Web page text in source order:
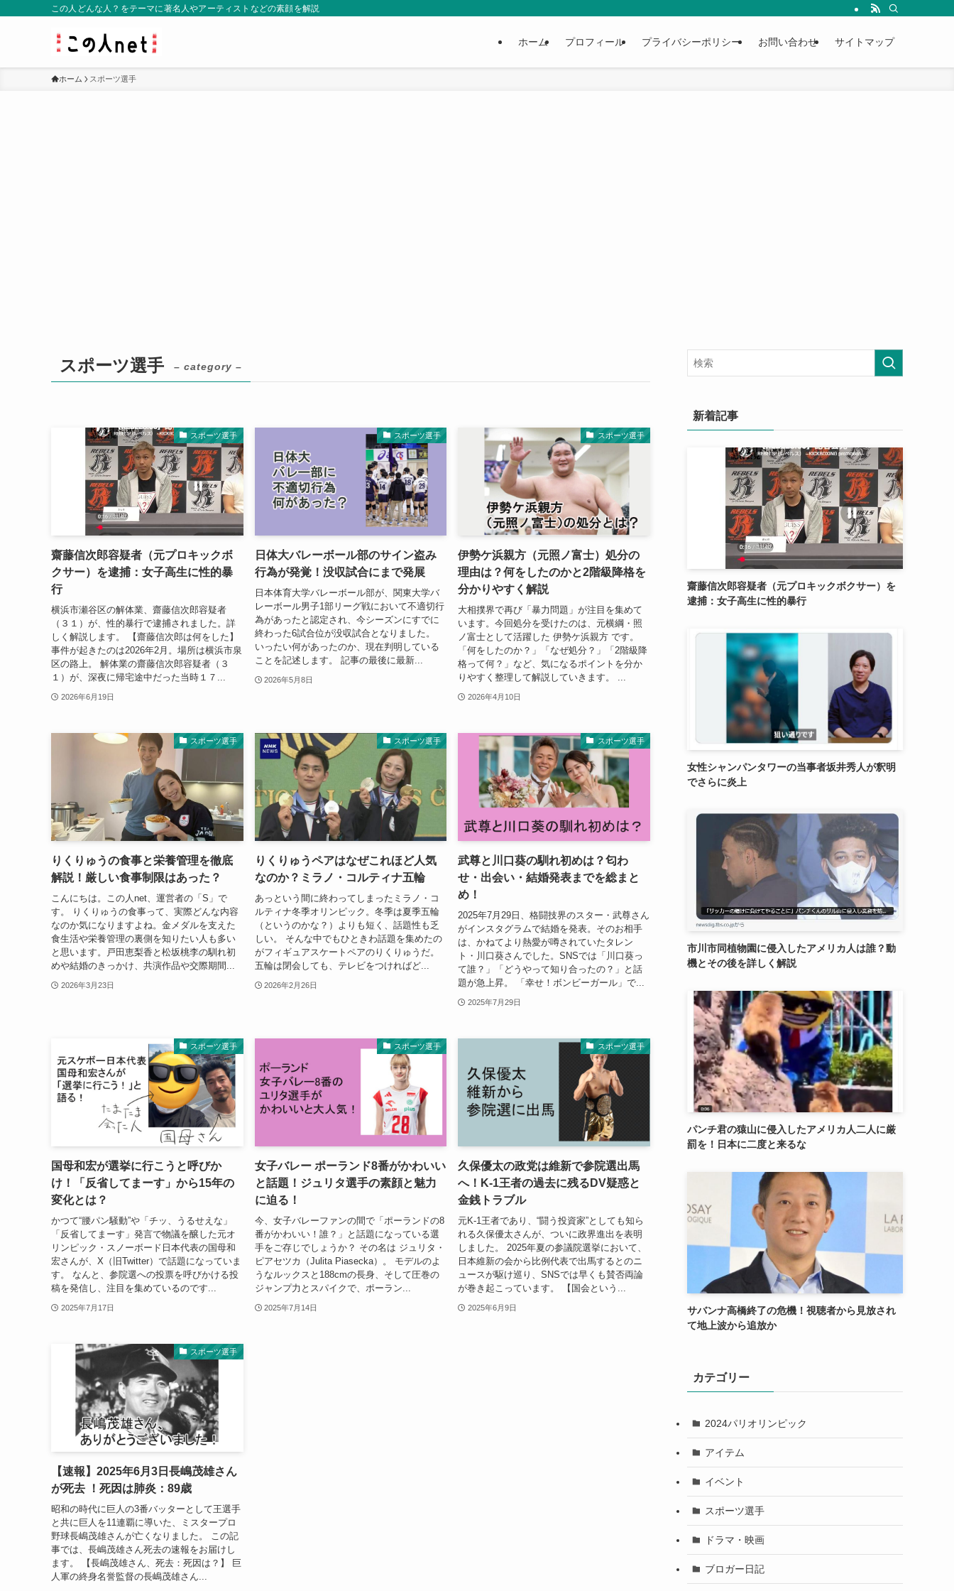
この人どんな人？をテーマに著名人やアーティストなどの素顔を解説
ホーム プロフィール プライバシーポリシー お問い合わせ サイトマップ
ホーム スポーツ選手
スポーツ選手 – category –
スポーツ選手
齋藤信次郎容疑者（元プロキックボ
クサー）を逮捕：女子高生に性的暴
行
横浜市瀬谷区の解体業、齋藤信次郎容疑者
（３１）が、性的暴行で逮捕されました。詳
しく解説します。 【齋藤信次郎は何をした】
事件が起きたのは2026年2月。場所は横浜市泉
区の路上。 解体業の齋藤信次郎容疑者（３
１）が、深夜に帰宅途中だった当時１７...
2026年6月19日
スポーツ選手
日体大バレーボール部のサイン盗み
行為が発覚！没収試合にまで発展
日本体育大学バレーボール部が、関東大学バ
レーボール男子1部リーグ戦において不適切行
為があったと認定され、今シーズンにすでに
終わった6試合位が没収試合となりました。
いったい何があったのか、現在判明している
ことを記述します。 記事の最後に最新...
2026年5月8日
スポーツ選手
伊勢ケ浜親方（元照ノ富士）処分の
理由は？何をしたのかと2階級降格を
分かりやすく解説
大相撲界で再び「暴力問題」が注目を集めて
います。今回処分を受けたのは、元横綱・照
ノ富士として活躍した 伊勢ケ浜親方 です。
「何をしたのか？」「なぜ処分？」「2階級降
格って何？」など、気になるポイントを分か
りやすく整理して解説していきます。 ...
2026年4月10日
スポーツ選手
りくりゅうの食事と栄養管理を徹底
解説！厳しい食事制限はあった？
こんにちは。この人net、運営者の「S」で
す。 りくりゅうの食事って、実際どんな内容
なのか気になりますよね。金メダルを支えた
食生活や栄養管理の裏側を知りたい人も多い
と思います。戸田恵梨香と松坂桃李の馴れ初
めや結婚のきっかけ、共演作品や交際期間...
2026年3月23日
スポーツ選手
りくりゅうペアはなぜこれほど人気
なのか？ミラノ・コルティナ五輪
あっという間に終わってしまったミラノ・コ
ルティナ冬季オリンピック。冬季は夏季五輪
（というのかな？）よりも短く、話題性も乏
しい。 そんな中でもひときわ話題を集めたの
がフィギュアスケートペアのりくりゅうだ。
五輪は閉会しても、テレビをつければど...
2026年2月26日
スポーツ選手
武尊と川口葵の馴れ初めは？匂わ
せ・出会い・結婚発表までを総まと
め！
2025年7月29日、格闘技界のスター・武尊さん
がインスタグラムで結婚を発表。そのお相手
は、かねてより熱愛が噂されていたタレン
ト・川口葵さんでした。SNSでは「川口葵っ
て誰？」「どうやって知り合ったの？」と話
題が急上昇。 「幸せ！ボンビーガール」で...
2025年7月29日
スポーツ選手
国母和宏が選挙に行こうと呼びか
け！「反省してまーす」から15年の
変化とは？
かつて“腰パン騒動”や「チッ、うるせえな」
「反省してまーす」発言で物議を醸した元オ
リンピック・スノーボード日本代表の国母和
宏さんが、X（旧Twitter）で話題になっていま
す。 なんと、参院選への投票を呼びかける投
稿を発信し、注目を集めているのです...
2025年7月17日
スポーツ選手
女子バレー ポーランド8番がかわいい
と話題！ジュリタ選手の素顔と魅力
に迫る！
今、女子バレーファンの間で「ポーランドの8
番がかわいい！誰？」と話題になっている選
手をご存じでしょうか？ その名は ジュリタ・
ピアセツカ（Julita Piasecka）。 モデルのよ
うなルックスと188cmの長身、そして圧巻の
ジャンプ力とスパイクで、ポーラン...
2025年7月14日
スポーツ選手
久保優太の政党は維新で参院選出馬
へ！K-1王者の過去に残るDV疑惑と
金銭トラブル
元K-1王者であり、“闘う投資家”としても知ら
れる久保優太さんが、ついに政界進出を表明
しました。 2025年夏の参議院選挙において、
日本維新の会から比例代表で出馬するとのニ
ュースが駆け巡り、SNSでは早くも賛否両論
が巻き起こっています。 【国会という...
2025年6月9日
スポーツ選手
【速報】2025年6月3日長嶋茂雄さん
が死去 ！死因は肺炎：89歳
昭和の時代に巨人の3番バッターとして王選手
と共に巨人を11連覇に導いた、ミスタープロ
野球長嶋茂雄さんが亡くなりました。 この記
事では、長嶋茂雄さん死去の速報をお届けし
ます。 【長嶋茂雄さん、死去：死因は？】 巨
人軍の終身名誉監督の長嶋茂雄さん...
新着記事
齋藤信次郎容疑者（元プロキックボクサー）を
逮捕：女子高生に性的暴行
女性シャンパンタワーの当事者坂井秀人が釈明
でさらに炎上
市川市同植物園に侵入したアメリカ人は誰？動
機とその後を詳しく解説
パンチ君の猿山に侵入したアメリカ人二人に厳
罰を！日本に二度と来るな
サバンナ高橋終了の危機！視聴者から見放され
て地上波から追放か
カテゴリー
2024パリオリンピック
アイテム
イベント
スポーツ選手
ドラマ・映画
ブロガー日記